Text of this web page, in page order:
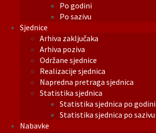
Po godini
Po sazivu
Sjednice
Arhiva zaključaka
Arhiva poziva
Održane sjednice
Realizacije sjednica
Napredna pretraga sjednica
Statistika sjednica
Statistika sjednica po godini
Statistika sjednica po sazivu
Nabavke